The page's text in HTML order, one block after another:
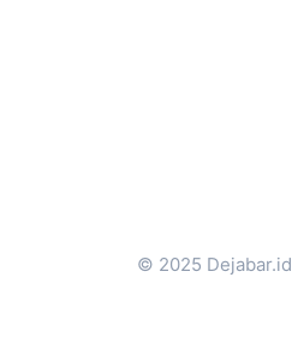
© 2025 Dejabar.id